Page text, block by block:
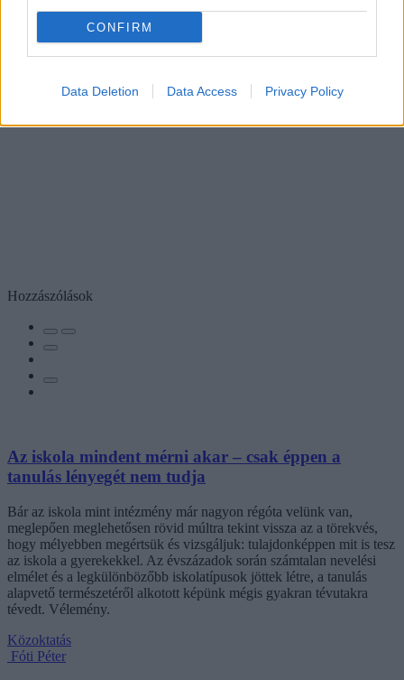
CONFIRM
Data Deletion Data Access Privacy Policy
Hozzászólások
Az iskola mindent mérni akar – csak éppen a
tanulás lényegét nem tudja
Bár az iskola mint intézmény már nagyon régóta velünk van,
meglepően meglehetősen rövid múltra tekint vissza az a törekvés,
hogy mélyebben megértsük és vizsgáljuk: tulajdonképpen mit is tesz
az iskola a gyerekekkel. Az évszázadok során számtalan nevelési
elmélet és a legkülönbözőbb iskolatípusok jöttek létre, a tanulás
alapvető természetéről alkotott képünk mégis gyakran tévutakra
tévedt. Vélemény.
Közoktatás
Fóti Péter